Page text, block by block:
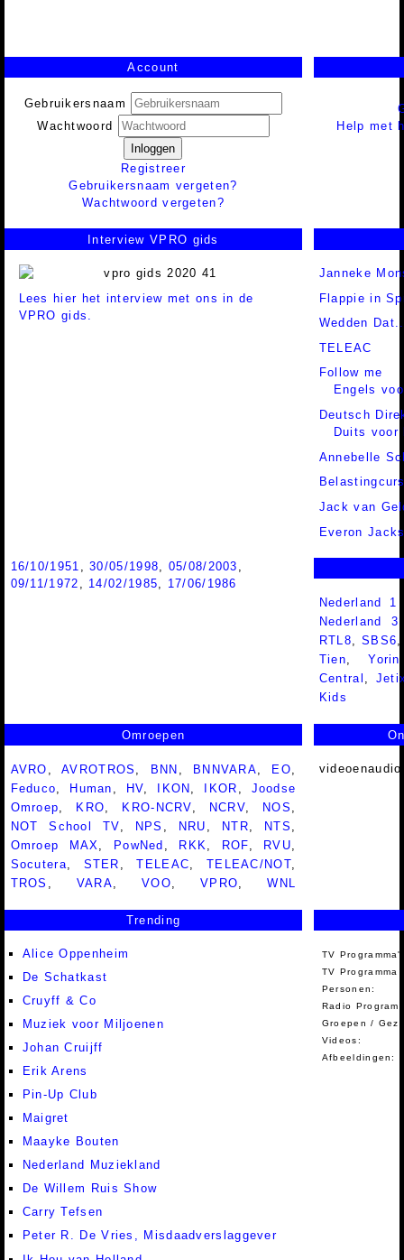
Account
Gebruikersnaam
Wachtwoord
Inloggen
Registreer
Gebruikersnaam vergeten?
Wachtwoord vergeten?
Help met
Interview VPRO gids
Lees hier het interview met ons in de
VPRO gids.
Janneke
Flappie in
Wedden
TELEAC
Follow me
Engels
Deutsch
Duits voor
Annebelle
Jack van
Everon
16/10/1951 ,30/05/1998 05/08/2003
09/11/1972
14/02/1985
17/06/1986
Nederland
Nederland
RTL8,SBS6
Tien,Yorin
Central ,
Kids
Omroepen
AVRO ,AVROTROS BNN BNNVARA EO
Feduco
Human HV IKON IKOR
Joodse
Omroep
KRO KRO-NCRV NCRV NOS
NOT School TV
NPS NRU NTR NTS
Omroep MAX
PowNed RKK ROF RVU
Socutera
STER ,TELEAC TELEAC/NOT
TROS
VARA ,VOO ,VPRO ,WNL
Trending
Alice Oppenheim
De Schatkast
Cruyff & Co
Muziek voor Miljoenen
Johan Cruijff
Erik Arens
Pin-Up Club
Maigret
Maayke Bouten
Nederland Muziekland
De Willem Ruis Show
Carry Tefsen
Peter R. De Vries, Misdaadverslaggever
TV
TV Programma
Personen:
Radio
Groepen /
Videos:
Afbeeldingen: